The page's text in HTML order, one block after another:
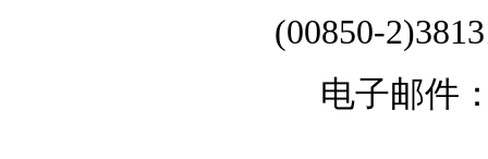
(00850-
电子邮件